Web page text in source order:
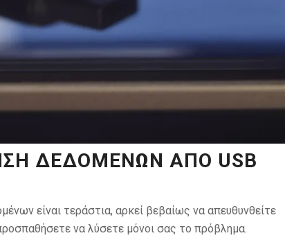
ΔΕΔΟΜΈΝΩΝ ΑΠΌ USB
είναι τεράστια, αρκεί βεβαίως να απευθυνθείτε
να λύσετε μόνοι σας το πρόβλημα.